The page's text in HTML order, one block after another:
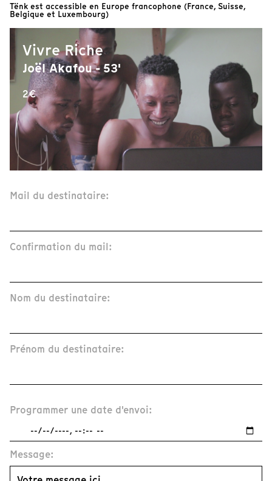
Tënk est accessible en Europe francophone (France, Suisse,
Belgique et Luxembourg)
Vivre Riche
Joël Akafou - 53'
2€
Mail du destinataire:
Confirmation du mail:
Nom du destinataire:
Prénom du destinataire:
Programmer une date d'envoi:
Message: